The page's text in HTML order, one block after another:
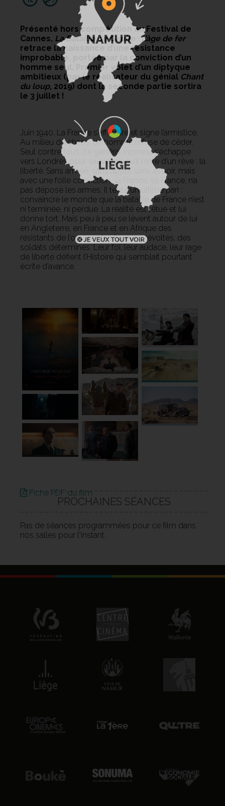
Présenté hors compétition au Festival de
Cannes, La Bataille de Gaulle : L’âge de fer
retrace la naissance d’une résistance
improbable, portée par la conviction d’un
homme seul. Premier volet d’un diptyque
ambitieux (par le réalisateur du génial Chant
du loup, 2019) dont la seconde partie sortira
le 3 juillet !
Juin 1940. La France s’effondre et signe l’armistice.
Au milieu du chaos, un homme refuse de céder.
Seul contre tous, ce général inconnu s’échappe
vers Londres pour sauver ce qu’il reste d’un rêve : la
liberté. Sans armée, sans appui, sans espoir, mais
avec une folle conviction : la France, sa France, n’a
pas déposé les armes. Il tente un ultime pari :
convaincre le monde que la bataille de France n’est
ni terminée, ni perdue. La réalité est têtue et lui
donne tort. Mais peu à peu se lèvent autour de lui
en Angleterre, en France et en Afrique des
résistants de l’ombre, des lycéens révoltés, des
soldats déterminés. Leur foi, leur audace, leur rage
de liberté défient l’Histoire qui semblait pourtant
écrite d’avance.
Fiche PDF du film
PROCHAINES SÉANCES
Pas de séances programmées pour ce film dans
nos salles pour l'instant.